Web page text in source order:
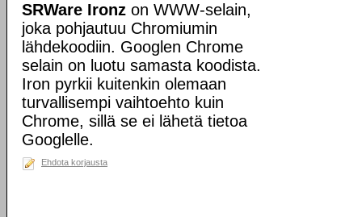
SRWare Ironz on WWW-selain,
joka pohjautuu Chromiumin
lähdekoodiin. Googlen Chrome
selain on luotu samasta koodista.
Iron pyrkii kuitenkin olemaan
turvallisempi vaihtoehto kuin
Chrome, sillä se ei lähetä tietoa
Googlelle.
Ehdota korjausta